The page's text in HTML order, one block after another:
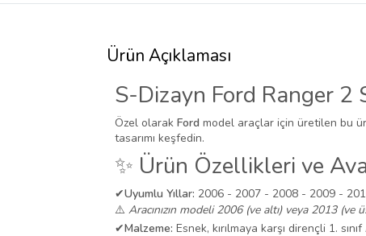
Ürün Açıklaması
S-Dizayn Ford Ranger
Özel olarak Ford model araçlar için üretilen bu
tasarımı keşfedin.
✨ Ürün Özellikleri ve
✔Uyumlu Yıllar: 2006 - 2007 - 2008 - 2009 -
⚠️ Aracınızın modeli 2006 (ve altı) veya 2013
✔Malzeme: Esnek, kırılmaya karşı dirençli 1.